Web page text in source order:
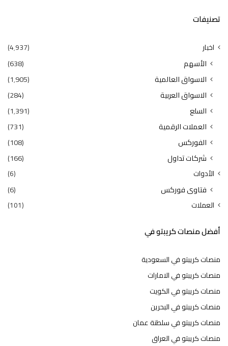
تصنيفات
اخبار (4٬937)
الأسهم
(638)
الاسواق العالمية
(1٬905)
الاسواق العربية
(284)
السلع
(1٬391)
العملات الرقمية
(731)
الفوركس
(108)
شركات تداول
(166)
الأدوات (6)
فتاوى فوركس (6)
العملات (101)
أفضل منصات كريبتو في
منصات كريبتو في السعودية
منصات كريبتو في الامارات
منصات كريبتو في الكويت
منصات كريبتو في البحرين
منصات كريبتو في سلطنة عمان
منصات كريبتو في العراق